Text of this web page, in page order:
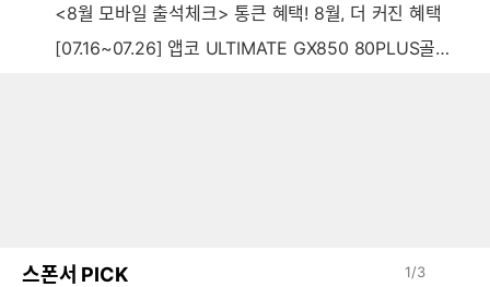
<8월 모바일 출석체크> 통큰 혜택! 8월, 더 커진 혜택
[07.16~07.26] 앱코 ULTIMATE GX850 80PLUS골드 풀모듈러 ATX3.0 블랙
스폰서 PICK 1/3